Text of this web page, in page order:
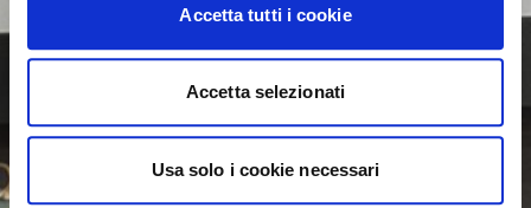
Accetta tutti i cookie
Accetta selezionati
Usa solo i cookie necessari